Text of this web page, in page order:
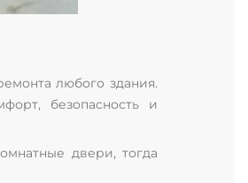
любого здания.
безопасность и
двери, тогда